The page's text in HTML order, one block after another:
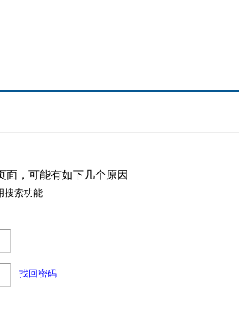
面，可能有如下几个原因
搜索功能
找回密码